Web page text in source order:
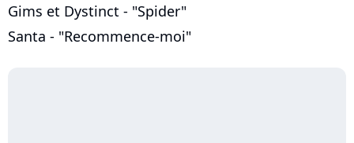
Gims et Dystinct - "Spider"
Santa - "Recommence-moi"